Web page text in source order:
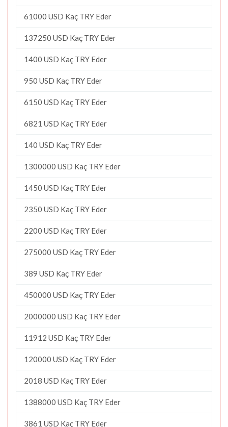
61000 USD Kaç TRY Eder
137250 USD Kaç TRY Eder
1400 USD Kaç TRY Eder
950 USD Kaç TRY Eder
6150 USD Kaç TRY Eder
6821 USD Kaç TRY Eder
140 USD Kaç TRY Eder
1300000 USD Kaç TRY Eder
1450 USD Kaç TRY Eder
2350 USD Kaç TRY Eder
2200 USD Kaç TRY Eder
275000 USD Kaç TRY Eder
389 USD Kaç TRY Eder
450000 USD Kaç TRY Eder
2000000 USD Kaç TRY Eder
11912 USD Kaç TRY Eder
120000 USD Kaç TRY Eder
2018 USD Kaç TRY Eder
1388000 USD Kaç TRY Eder
3861 USD Kaç TRY Eder